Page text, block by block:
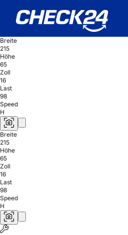
Breite
215
Höhe
65
Zoll
16
Last
98
Speed
H
Breite
215
Höhe
65
Zoll
16
Last
98
Speed
H